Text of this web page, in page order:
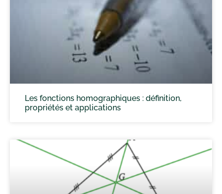
Les fonctions homographiques : définition,
propriétés et applications